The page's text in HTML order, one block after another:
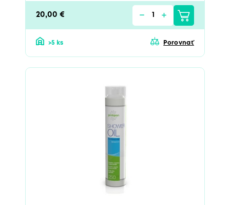
20,00 €
>5 ks Porovnať